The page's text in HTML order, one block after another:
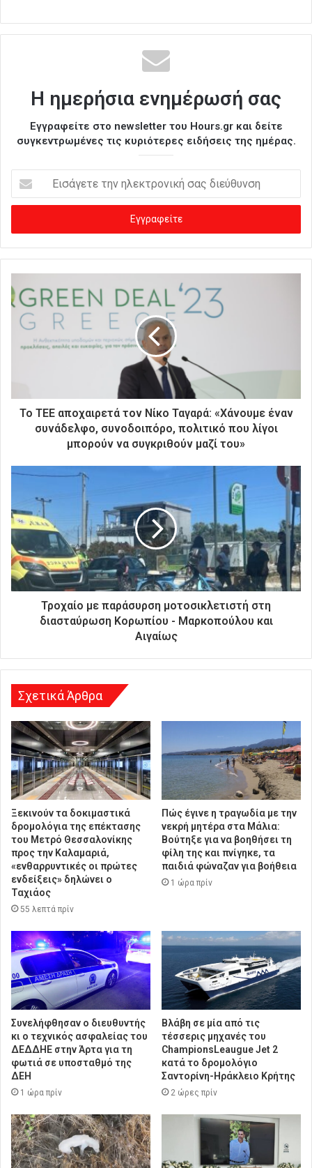
Η ημερήσια ενημέρωσή σας
Εγγραφείτε στο newsletter του Hours.gr και δείτε
συγκεντρωμένες τις κυριότερες ειδήσεις της ημέρας.
σ
γ
ε
τ
η
τ
α
ς
δ
ι
ε
η
To TEE αποχαιρετά τον Νίκο Ταγαρά: «Χάνουμε έναν
συνάδελφο, συνοδοιπόρο, πολιτικό που λίγοι
μπορούν να συγκριθούν μαζί του»
Τροχαίο με παράσυρση μοτοσικλετιστή στη
διασταύρωση Κορωπίου - Μαρκοπούλου και
Αιγαίως
Σχετικά Άρθρα
Ξεκινούν τα δοκιμαστικά
δρομολόγια της επέκτασης
του Μετρό Θεσσαλονίκης
προς την Καλαμαριά,
«ενθαρρυντικές οι πρώτες
ενδείξεις» δηλώνει ο
Ταχιάος
55 λεπτά πρίν
Πώς έγινε η τραγωδία με την
νεκρή μητέρα στα Μάλια:
Βούτηξε για να βοηθήσει τη
φίλη της και πνίγηκε, τα
παιδιά φώναζαν για βοήθεια
1 ώρα πρίν
Συνελήφθησαν ο διευθυντής
κι ο τεχνικός ασφαλείας του
ΔΕΔΔΗΕ στην Άρτα για τη
φωτιά σε υποσταθμό της
ΔΕΗ
1 ώρα πρίν
Βλάβη σε μία από τις
τέσσερις μηχανές του
ChampionsLeaugue Jet 2
κατά το δρομολόγιο
Σαντορίνη-Ηράκλειο Κρήτης
2 ώρες πρίν